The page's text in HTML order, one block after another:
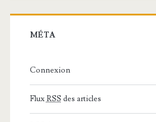
MÉTA
Connexion
FluxRSS des articles